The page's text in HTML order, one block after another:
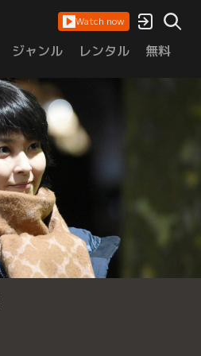
Watch now
ジャンル レンタル 無料